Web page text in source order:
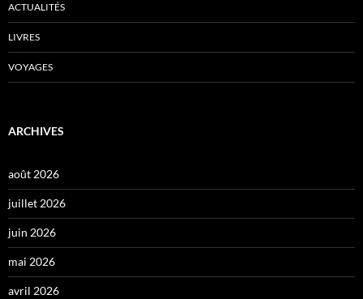
ACTUALITÉS
LIVRES
VOYAGES
ARCHIVES
août 2026
juillet 2026
juin 2026
mai 2026
avril 2026